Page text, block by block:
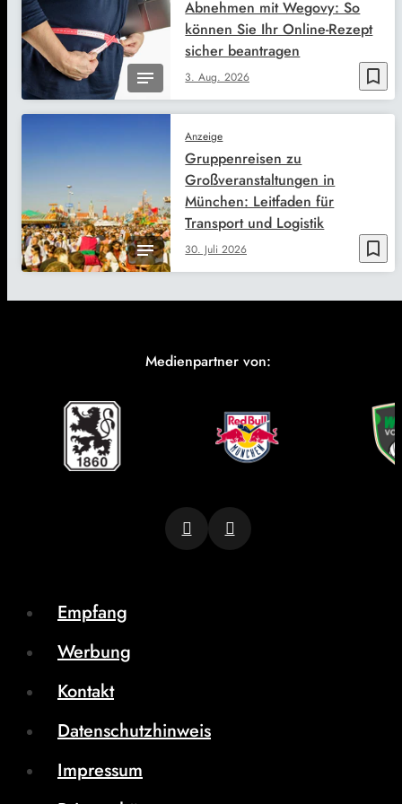
bookmark_border
3. Aug. 2026
Abnehmen mit Wegovy: So
können Sie Ihr Online-Rezept
sicher beantragen
bookmark_border
Anzeige
30. Juli 2026
Gruppenreisen zu
Großveranstaltungen in
München: Leitfaden für
Transport und Logistik
Medienpartner von:
Empfang
Werbung
Kontakt
Datenschutzhinweis
Impressum